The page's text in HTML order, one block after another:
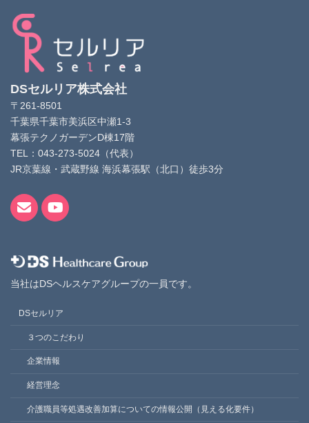
DSセルリア株式会社
〒261-8501
千葉県千葉市美浜区中瀬1-3
幕張テクノガーデンD棟17階
TEL：043-273-5024（代表）
JR京葉線・武蔵野線 海浜幕張駅（北口）徒歩3分
当社はDSヘルスケアグループの一員です。
DSセルリア
３つのこだわり
企業情報
経営理念
介護職員等処遇改善加算についての情報公開（見える化要件）